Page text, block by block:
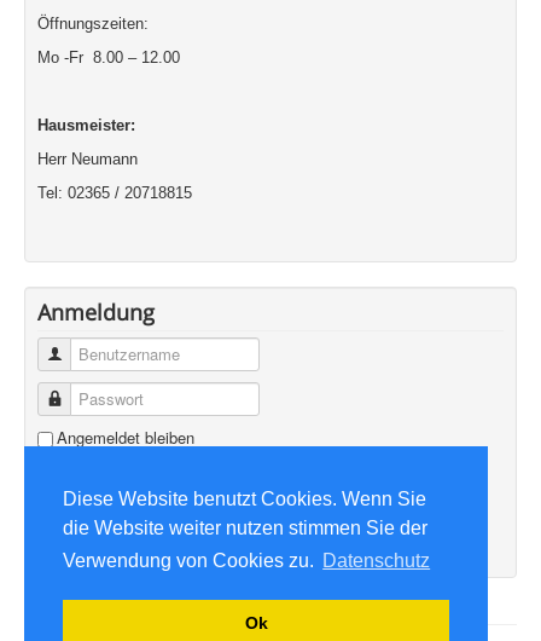
Diese Website benutzt Cookies. Wenn Sie
die Website weiter nutzen stimmen Sie der
Verwendung von Cookies zu. Datenschutz
Ok
Öffnungszeiten:
Mo -Fr 8.00 – 12.00
Hausmeister:
Herr Neumann
Tel: 02365 / 20718815
Anmeldung
Benutzername
Passwort
Angemeldet bleiben
Benutzername vergessen?
Passwort vergessen?